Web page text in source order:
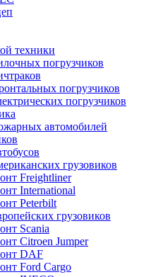
техники
погрузчиков
погрузчиков
погрузчиков
автомобилей
грузовиков
Freightliner
International
Peterbilt
грузовиков
Scania
Citroen Jumper
DAF
Ford Cargo